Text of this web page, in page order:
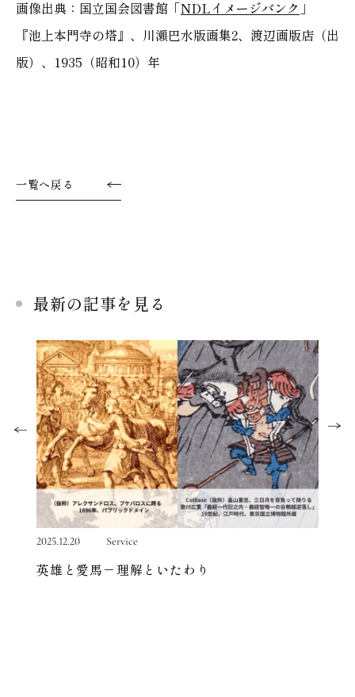
画像出典：国立国会図書館「NDLイメージバンク 」
『池上本門寺の塔』、川瀬巴水版画集2、渡辺画版店（出
版）、1935（昭和10）年
一覧へ戻る
最新の記事を見る
2025.12.20 Service
英雄と愛馬－理解といたわり